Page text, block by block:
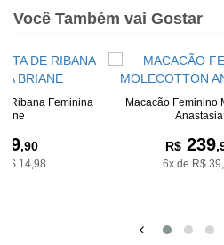
Você Também vai Gostar
Ribana Feminina
,90
14,98
Macacão Feminino
Anastasia
R$239
6x de R$